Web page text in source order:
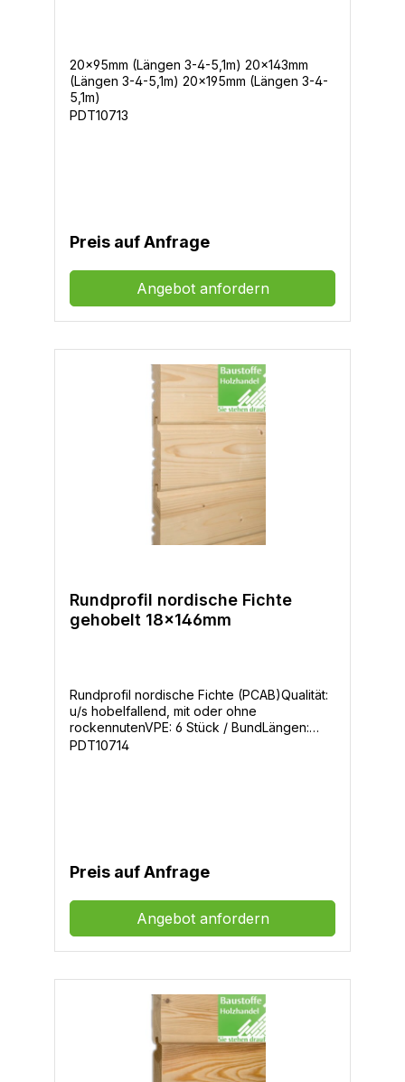
20x95mm (Längen 3-4-5,1m) 20x143mm
(Längen 3-4-5,1m) 20x195mm (Längen 3-4-
PDT10713
Preis auf Anfrage
Angebot anfordern
Rundprofil nordische Fichte
gehobelt 18x146mm
Rundprofil nordische Fichte (PCAB)Qualität:
u/s hobelfallend, mit oder ohne
rockennutenVPE: 6 Stück / BundLängen:
3,0m - 3,6m - 3,9m - 4,2m - 4,5m - 4,8m -
PDT10714
Preis auf Anfrage
Angebot anfordern